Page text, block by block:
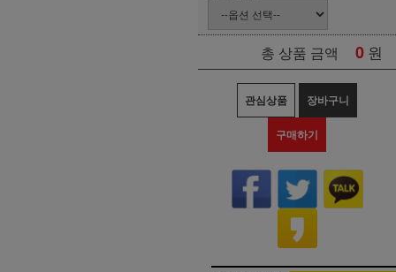
총 상품 금액 0 원
관심상품 장바구니
구매하기